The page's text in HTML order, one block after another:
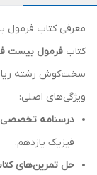
معرفی کتاب فرمول
کتاب فرمول بیست
سخت‌کوش رشته ریاضی
ویژگی‌های اصلی:
درسنامه
فیزیک یازدهم.
حل تمرین‌های